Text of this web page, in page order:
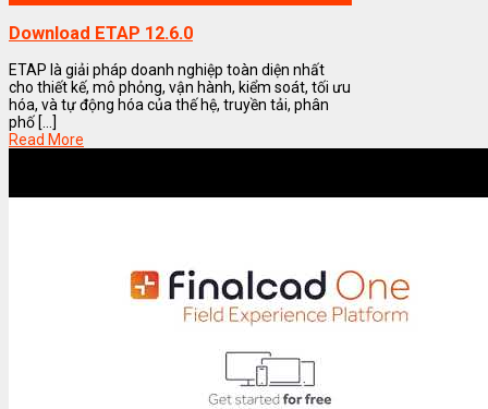
Download ETAP 12.6.0
ETAP là giải pháp doanh nghiệp toàn diện nhất
cho thiết kế, mô phỏng, vận hành, kiểm soát, tối ưu
hóa, và tự động hóa của thế hệ, truyền tải, phân
phố [...]
Read More